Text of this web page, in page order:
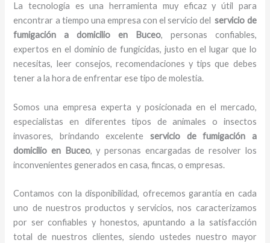
La tecnología es una herramienta muy eficaz y útil para
encontrar a tiempo una empresa con el servicio delservicio de
fumigación a domicilio en Buceo, personas confiables,
expertos en el dominio de fungicidas, justo en el lugar que lo
necesitas, leer consejos, recomendaciones y tips que debes
tener a la hora de enfrentar ese tipo de molestia.
Somos una empresa experta y posicionada en el mercado,
especialistas en diferentes tipos de animales o insectos
invasores, brindando excelente servicio de fumigación a
domicilio en Buceo, y personas encargadas de resolver los
inconvenientes generados en casa, fincas, o empresas.
Contamos con la disponibilidad, ofrecemos garantía en cada
uno de nuestros productos y servicios, nos caracterizamos
por ser confiables y honestos, apuntando a la satisfacción
total de nuestros clientes, siendo ustedes nuestro mayor